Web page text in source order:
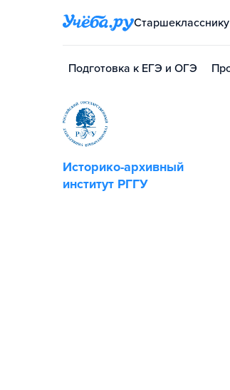
Подготовка к ЕГЭ и ОГЭ
Историко-архивный
институт РГГУ